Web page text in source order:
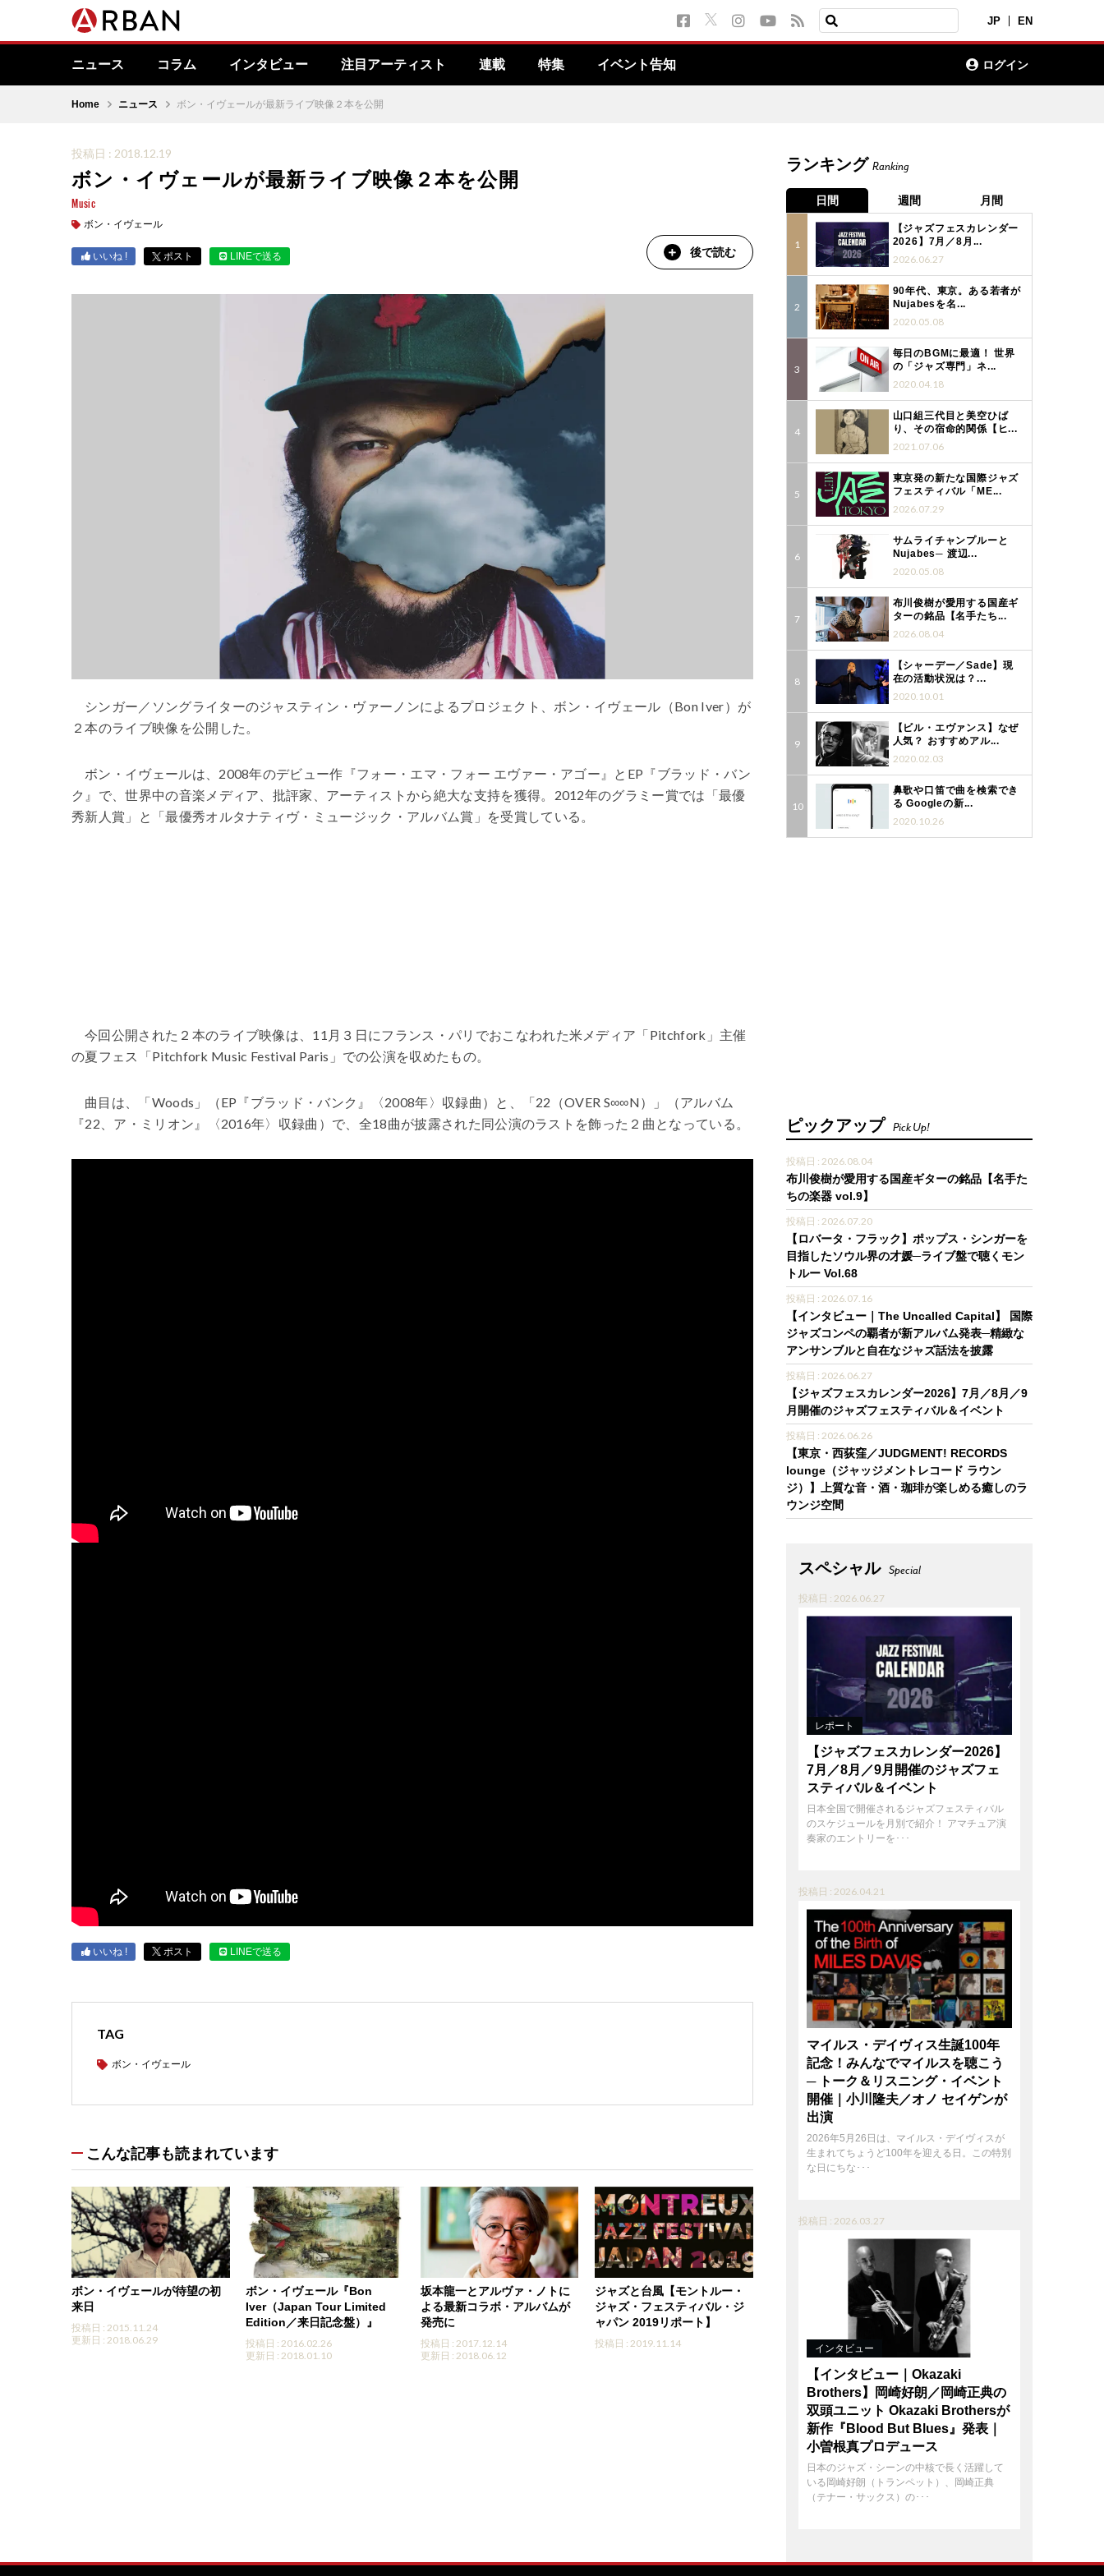
JP EN
ニュース コラム インタビュー 注目アーティスト 連載 特集 イベント告知 ログイン
Home ニュース ボン・イヴェールが最新ライブ映像２本を公開
投稿日 : 2018.12.19
ボン・イヴェールが最新ライブ映像２本を公開
Music
ボン・イヴェール
いいね ! ポスト LINEで送る 後で読む
シンガー／ソングライターのジャスティン・ヴァーノンによるプロジェクト、ボン・イヴェール（Bon Iver）が
２本のライブ映像を公開した。
ボン・イヴェールは、2008年のデビュー作『フォー・エマ・フォー エヴァー・アゴー』とEP『ブラッド・バン
ク』で、世界中の音楽メディア、批評家、アーティストから絶大な支持を獲得。2012年のグラミー賞では「最優
秀新人賞」と「最優秀オルタナティヴ・ミュージック・アルバム賞」を受賞している。
今回公開された２本のライブ映像は、11月３日にフランス・パリでおこなわれた米メディア「Pitchfork」主催
の夏フェス「Pitchfork Music Festival Paris」での公演を収めたもの。
曲目は、「Woods」（EP『ブラッド・バンク』〈2008年〉収録曲）と、「22（OVER S∞∞N）」（アルバム
『22、ア・ミリオン』〈2016年〉収録曲）で、全18曲が披露された同公演のラストを飾った２曲となっている。
いいね ! ポスト LINEで送る
TAG
ボン・イヴェール
こんな記事も読まれています
ボン・イヴェールが待望の初
来日
投稿日 : 2015.11.24
更新日 : 2018.06.29
ボン・イヴェール『Bon
Iver（Japan Tour Limited
Edition／来日記念盤）』
投稿日 : 2016.02.26
更新日 : 2018.01.10
坂本龍一とアルヴァ・ノトに
よる最新コラボ・アルバムが
発売に
投稿日 : 2017.12.14
更新日 : 2018.06.12
ジャズと台風【モントルー・
ジャズ・フェスティバル・ジ
ャパン 2019リポート】
投稿日 : 2019.11.14
ランキング Ranking
日間 週間 月間
【ジャズフェスカレンダー
2026】7月／8月...
2026.06.27
90年代、東京。ある若者が
Nujabesを名...
2020.05.08
毎日のBGMに最適！ 世界
の「ジャズ専門」ネ...
2020.04.18
山口組三代目と美空ひば
り、その宿命的関係【ヒ...
2021.07.06
東京発の新たな国際ジャズ
フェスティバル「ME...
2026.07.29
サムライチャンプルーと
Nujabes─ 渡辺...
2020.05.08
布川俊樹が愛用する国産ギ
ターの銘品【名手たち...
2026.08.04
【シャーデー／Sade】現
在の活動状況は？...
2020.10.01
【ビル・エヴァンス】なぜ
人気？ おすすめアル...
2020.02.03
鼻歌や口笛で曲を検索でき
る Googleの新...
2020.10.26
ピックアップ Pick Up!
投稿日 : 2026.08.04
布川俊樹が愛用する国産ギターの銘品【名手た
ちの楽器 vol.9】
投稿日 : 2026.07.20
【ロバータ・フラック】ポップス・シンガーを
目指したソウル界の才媛─ライブ盤で聴くモン
トルー Vol.68
投稿日 : 2026.07.16
【インタビュー｜The Uncalled Capital】 国際
ジャズコンペの覇者が新アルバム発表─精緻な
アンサンブルと自在なジャズ話法を披露
投稿日 : 2026.06.27
【ジャズフェスカレンダー2026】7月／8月／9
月開催のジャズフェスティバル＆イベント
投稿日 : 2026.06.26
【東京・西荻窪／JUDGMENT! RECORDS
lounge（ジャッジメントレコード ラウン
ジ）】上質な音・酒・珈琲が楽しめる癒しのラ
ウンジ空間
スペシャル Special
投稿日 : 2026.06.27
レポート
【ジャズフェスカレンダー2026】
7月／8月／9月開催のジャズフェ
スティバル＆イベント
日本全国で開催されるジャズフェスティバル
のスケジュールを月別で紹介！ アマチュア演
奏家のエントリーを･･･
投稿日 : 2026.04.21
マイルス・デイヴィス生誕100年
記念！みんなでマイルスを聴こう
─ トーク＆リスニング・イベント
開催｜小川隆夫／オノ セイゲンが
出演
2026年5月26日は、マイルス・デイヴィスが
生まれてちょうど100年を迎える日。この特別
な日にちな･･･
投稿日 : 2026.03.27
インタビュー
【インタビュー｜Okazaki
Brothers】岡崎好朗／岡崎正典の
双頭ユニット Okazaki Brothersが
新作『Blood But Blues』発表｜
小曽根真プロデュース
日本のジャズ・シーンの中核で長く活躍して
いる岡崎好朗（トランペット）、岡崎正典
（テナー・サックス）の･･･